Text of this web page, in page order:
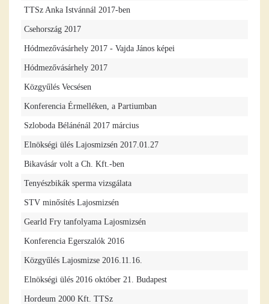
TTSz Anka Istvánnál 2017-ben
Csehország 2017
Hódmezővásárhely 2017 - Vajda János képei
Hódmezővásárhely 2017
Közgyűlés Vecsésen
Konferencia Érmelléken, a Partiumban
Szloboda Bélánénál 2017 március
Elnökségi ülés Lajosmizsén 2017.01.27
Bikavásár volt a Ch. Kft.-ben
Tenyészbikák sperma vizsgálata
STV minősítés Lajosmizsén
Gearld Fry tanfolyama Lajosmizsén
Konferencia Egerszalók 2016
Közgyűlés Lajosmizse 2016.11.16.
Elnökségi ülés 2016 október 21. Budapest
Hordeum 2000 Kft. TTSz